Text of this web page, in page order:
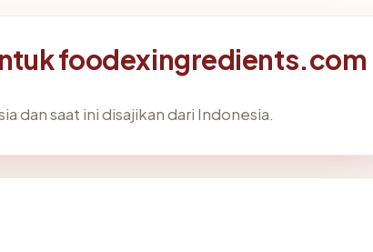
foodexingredients.com
dan saat ini disajikan dari Indonesia.